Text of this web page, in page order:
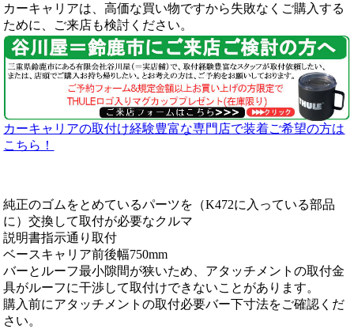
カーキャリアは、高価な買い物ですから失敗なくご購入する
ために、ご来店も検討ください。
カーキャリアの取付け経験豊富な専門店で装着ご希望の方は
こちら！
純正のゴムをとめているパーツを（K472に入っている部品
に）交換して取付が必要なクルマ
説明書指示通り取付
ベースキャリア前後幅750mm
バーとルーフ最小隙間が狭いため、アタッチメントの取付金
具がルーフに干渉して取付けできないことがあります。
購入前にアタッチメントの取付必要バー下寸法をご確認くだ
さい。